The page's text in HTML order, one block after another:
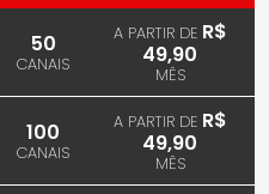
50
CANAIS
A PARTIR DE R$
49,90
MÊS
100
CANAIS
A PARTIR DE R$
49,90
MÊS